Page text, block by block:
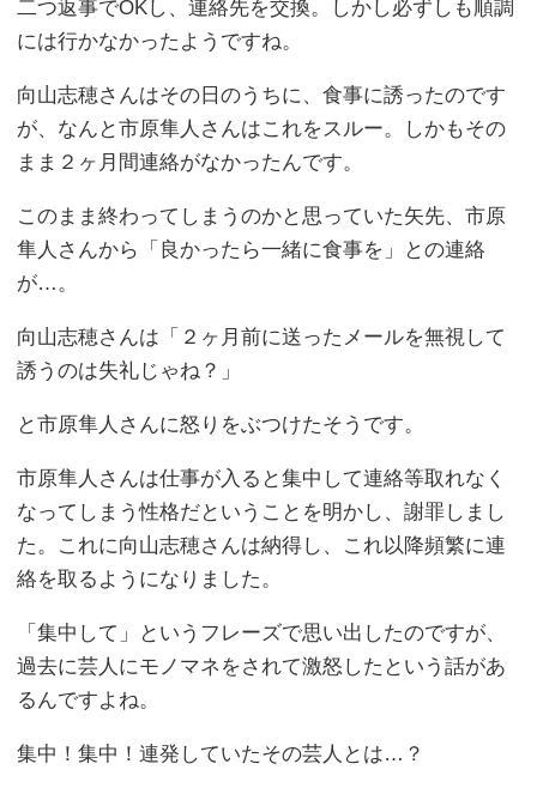
二つ返事でOKし、連絡先を交換。しかし必ずしも順調
には行かなかったようですね。
向山志穂さんはその日のうちに、食事に誘ったのです
が、なんと市原隼人さんはこれをスルー。しかもその
まま２ヶ月間連絡がなかったんです。
このまま終わってしまうのかと思っていた矢先、市原
隼人さんから「良かったら一緒に食事を」との連絡
が…。
向山志穂さんは「２ヶ月前に送ったメールを無視して
誘うのは失礼じゃね？」
と市原隼人さんに怒りをぶつけたそうです。
市原隼人さんは仕事が入ると集中して連絡等取れなく
なってしまう性格だということを明かし、謝罪しまし
た。これに向山志穂さんは納得し、これ以降頻繁に連
絡を取るようになりました。
「集中して」というフレーズで思い出したのですが、
過去に芸人にモノマネをされて激怒したという話があ
るんですよね。
集中！集中！連発していたその芸人とは…？